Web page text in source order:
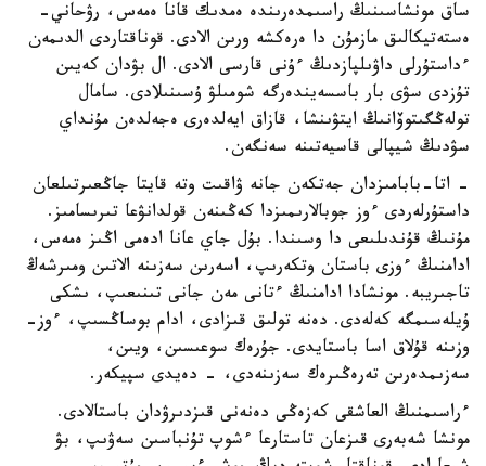
ساق مونشاسىنىڭ راسىمدەرىندە ەمدىك قانا ەمەس، رۋحاني-
ەستەتيكالىق مازمۇن دا ەرەكشە ورىن الادى. قوناقتاردى الدىمەن
ءداستۇرلى داۋىلپازدىڭ ءۇنى قارسى الادى. ال بۋدان كەيىن
تۇزدى سۋى بار باسسەيندەرگە شومىلۋ ۇسىنىلادى. سامال
تولەڭگىتوۆانىڭ ايتۋىنشا، قازاق ايەلدەرى ەجەلدەن مۇنداي
سۋدىڭ شيپالى قاسيەتىنە سەنگەن.
- اتا-بابامىزدان جەتكەن جانە ۋاقىت وتە قايتا جاڭعىرتىلعان
داستۇرلەردى ءوز جوبالارىمىزدا كەڭىنەن قولدانۋعا تىرىسامىز.
مۇنىڭ قۇندىلىعى دا وسىندا. بۇل جاي عانا ادەمى اڭىز ەمەس،
ادامنىڭ ءوزى باستان وتكەرىپ، اسەرىن سەزىنە الاتىن ومىرشەڭ
تاجىريبە. مونشادا ادامنىڭ ءتانى مەن جانى تىنىعىپ، ىشكى
ۇيلەسىمگە كەلەدى. دەنە تولىق قىزادى، ادام بوساڭسىپ، ءوز-
وزىنە قۇلاق اسا باستايدى. جۇرەك سوعىسىن، ويىن،
سەزىمدەرىن تەرەڭىرەك سەزىنەدى، - دەيدى سپيكەر.
ءراسىمنىڭ العاشقى كەزەڭى دەنەنى قىزدىرۋدان باستالادى.
مونشا شەبەرى قىزعان تاستارعا ءشوپ تۇنباسىن سەۋىپ، بۋ